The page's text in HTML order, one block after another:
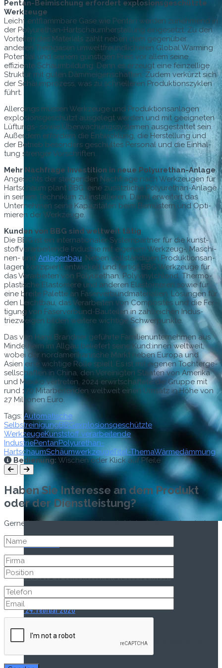
Titel-Thema
Smarte Drucksensorik in Wasserzählern
24. Februar 2026
Als wertvolle Ressource erfordert Trinkwasser einen
Pen­tan-Beimis­chung erfordert explo­sion­s­geschützte
Werkzeuge
Leicht ent­flamm­bare Gase wie Pen­tan wer­den zunehmend in
der Polyurethan-Hartschaumher­stel­lung einge­set­zt. Zu den
Vorteilen des Mate­ri­als zählt neben dem gegenüber
anderen Treib­gasen umwelt­fre­undlicheren Glob­al Warm­ing
Poten­tial und seinem gün­sti­gen Preis vor allem seine
effiziente Schaum­bil­dung. Denn es erzeugt eine feinzel­lige
Struk­tur mit guten Däm­meigen­schaften. Zudem verkürzt sich
der Schäumprozess, was zu schnelleren Pro­duk­tion­szyklen
führt.
Allerd­ings müssen Werkzeuge und Pro­duk­tion­san­la­gen
explo­sion­s­geschützt aus­gelegt wer­den und mit geeigneten
Lüf­tungs- sowie Überwachungssys­te­men aus­ges­tat­tet sein.
Außer­dem erfordern die Entwick­lung, die Her­stel­lung und
der Betrieb beson­ders geschultes Per­son­al und die Ein­hal­
tung strenger Vorschriften.
Mehr Nach­frage Investi­tion in neue Polyurethan-Anlage
Angesichts der steigen­den Nach­frage nach Werkzeu­gen für
Hartschaum plant BBG, eine zusät­zliche Polyurethan-Anlage
in seinem Tech­nikum zu instal­lieren. Damit erweit­ert das
Unternehmen seine Kapaz­itäten beim Bemustern und Opti­
mieren der Werkzeuge.
Kun­den von BBG sind weltweit tätig
Die BBG ist ein inter­na­tionaler Sys­tem­part­ner für die kun­st­
stof­fver­ar­bei­t­ende Indus­trie mit eigen­em Werkzeug‑, Maschi­
nen- und Anla­gen­bau. Neben voll­ständi­gen Pro­duk­tion­san­
la­gen konzip­iert, entwick­elt und fer­tigt BBG Werkzeuge für
das Ver­ar­beit­en von Polyurethan, Polyvinylchlo­rid, Ther­mo­
plas­tis­che Elas­tomere und anderen Elas­tomeren sowie für
eine bre­ite Palette an Faserver­bund­ma­te­ri­alien. Lösun­gen für
den Leicht­bau, das Ver­ar­beit­en von Com­pos­ites und die Fer­
ti­gung von Faserver­bund-Bauteilen in zahlre­ichen Indus­
triezweigen bilden weit­ere wichtige Schwerpunkte.
Das von Hans Brand­ner geführte Fam­i­lienun­ternehmen aus
Min­del­heim im All­gäu beliefert seine Kund:innen weltweit,
wobei der nor­damerikanis­che Markt neben Europa und
Asien eine wichtige Rolle spielt. Es ist mit eige­nen Tochterge­
sellschaften in Chi­na, den Vere­inigten Staat­en von Ameri­ka
und Mexiko vertreten. 2024 erwirtschaftete die Gruppe mit
rund 170 Mitar­bei­t­en­den weltweit einen Umsatz in Höhe von
27 Mil­lio­nen Euro.
Tags: Automatische
SelbstreinigungBBGexplosionsgeschützte
WerkzeugeKunststoff verarbeitende
IndustriePentanPolyurethan-
HartschaumSchäumwerkzeugeTitel-ThemaWärmedämmung
Bedienung: Wischen oder Klick auf Pfeile
Haben Sie Interesse an dem Produkt
oder der Dienstleistung?
Gerne helfen wir Ihnen mit dem Anbieter in Kontakt zu treten.